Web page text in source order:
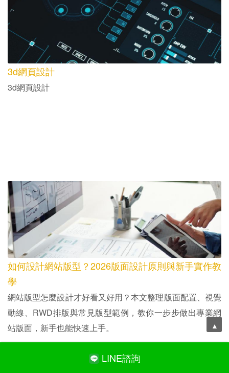
3d網頁設計
3d網頁設計
如何設計網站版型？2026版面設計原則與新手實作教
學
網站版型怎麼設計才好看又好用？本文整理版面配置、視覺
動線、RWD排版與常見版型範例，教你一步步做出專業網
站版面，新手也能快速上手。
LINE諮詢